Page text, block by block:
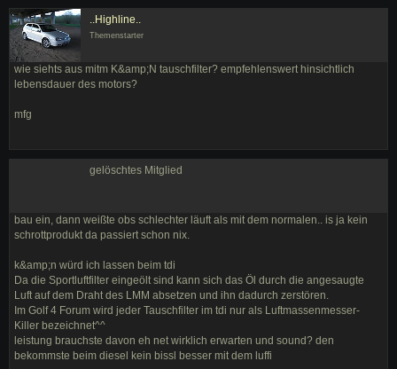
..Highline..
Themenstarter
wie siehts aus mitm K&amp;N tauschfilter? empfehlenswert hinsichtlich
lebensdauer des motors?
mfg
gelöschtes Mitglied
bau ein, dann weißte obs schlechter läuft als mit dem normalen.. is ja kein
schrottprodukt da passiert schon nix.
k&amp;n würd ich lassen beim tdi
Da die Sportluftfilter eingeölt sind kann sich das Öl durch die angesaugte
Luft auf dem Draht des LMM absetzen und ihn dadurch zerstören.
Im Golf 4 Forum wird jeder Tauschfilter im tdi nur als Luftmassenmesser-
Killer bezeichnet^^
leistung brauchste davon eh net wirklich erwarten und sound? den
bekommste beim diesel kein bissl besser mit dem luffi